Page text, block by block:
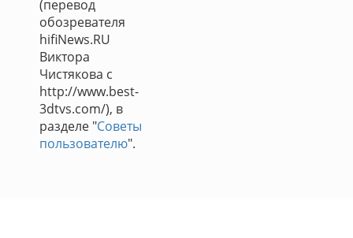
(перевод
обозревателя
hifiNews.RU
Виктора
Чистякова с
http://www.best-
3dtvs.com/), в
разделе "Советы
пользователю".